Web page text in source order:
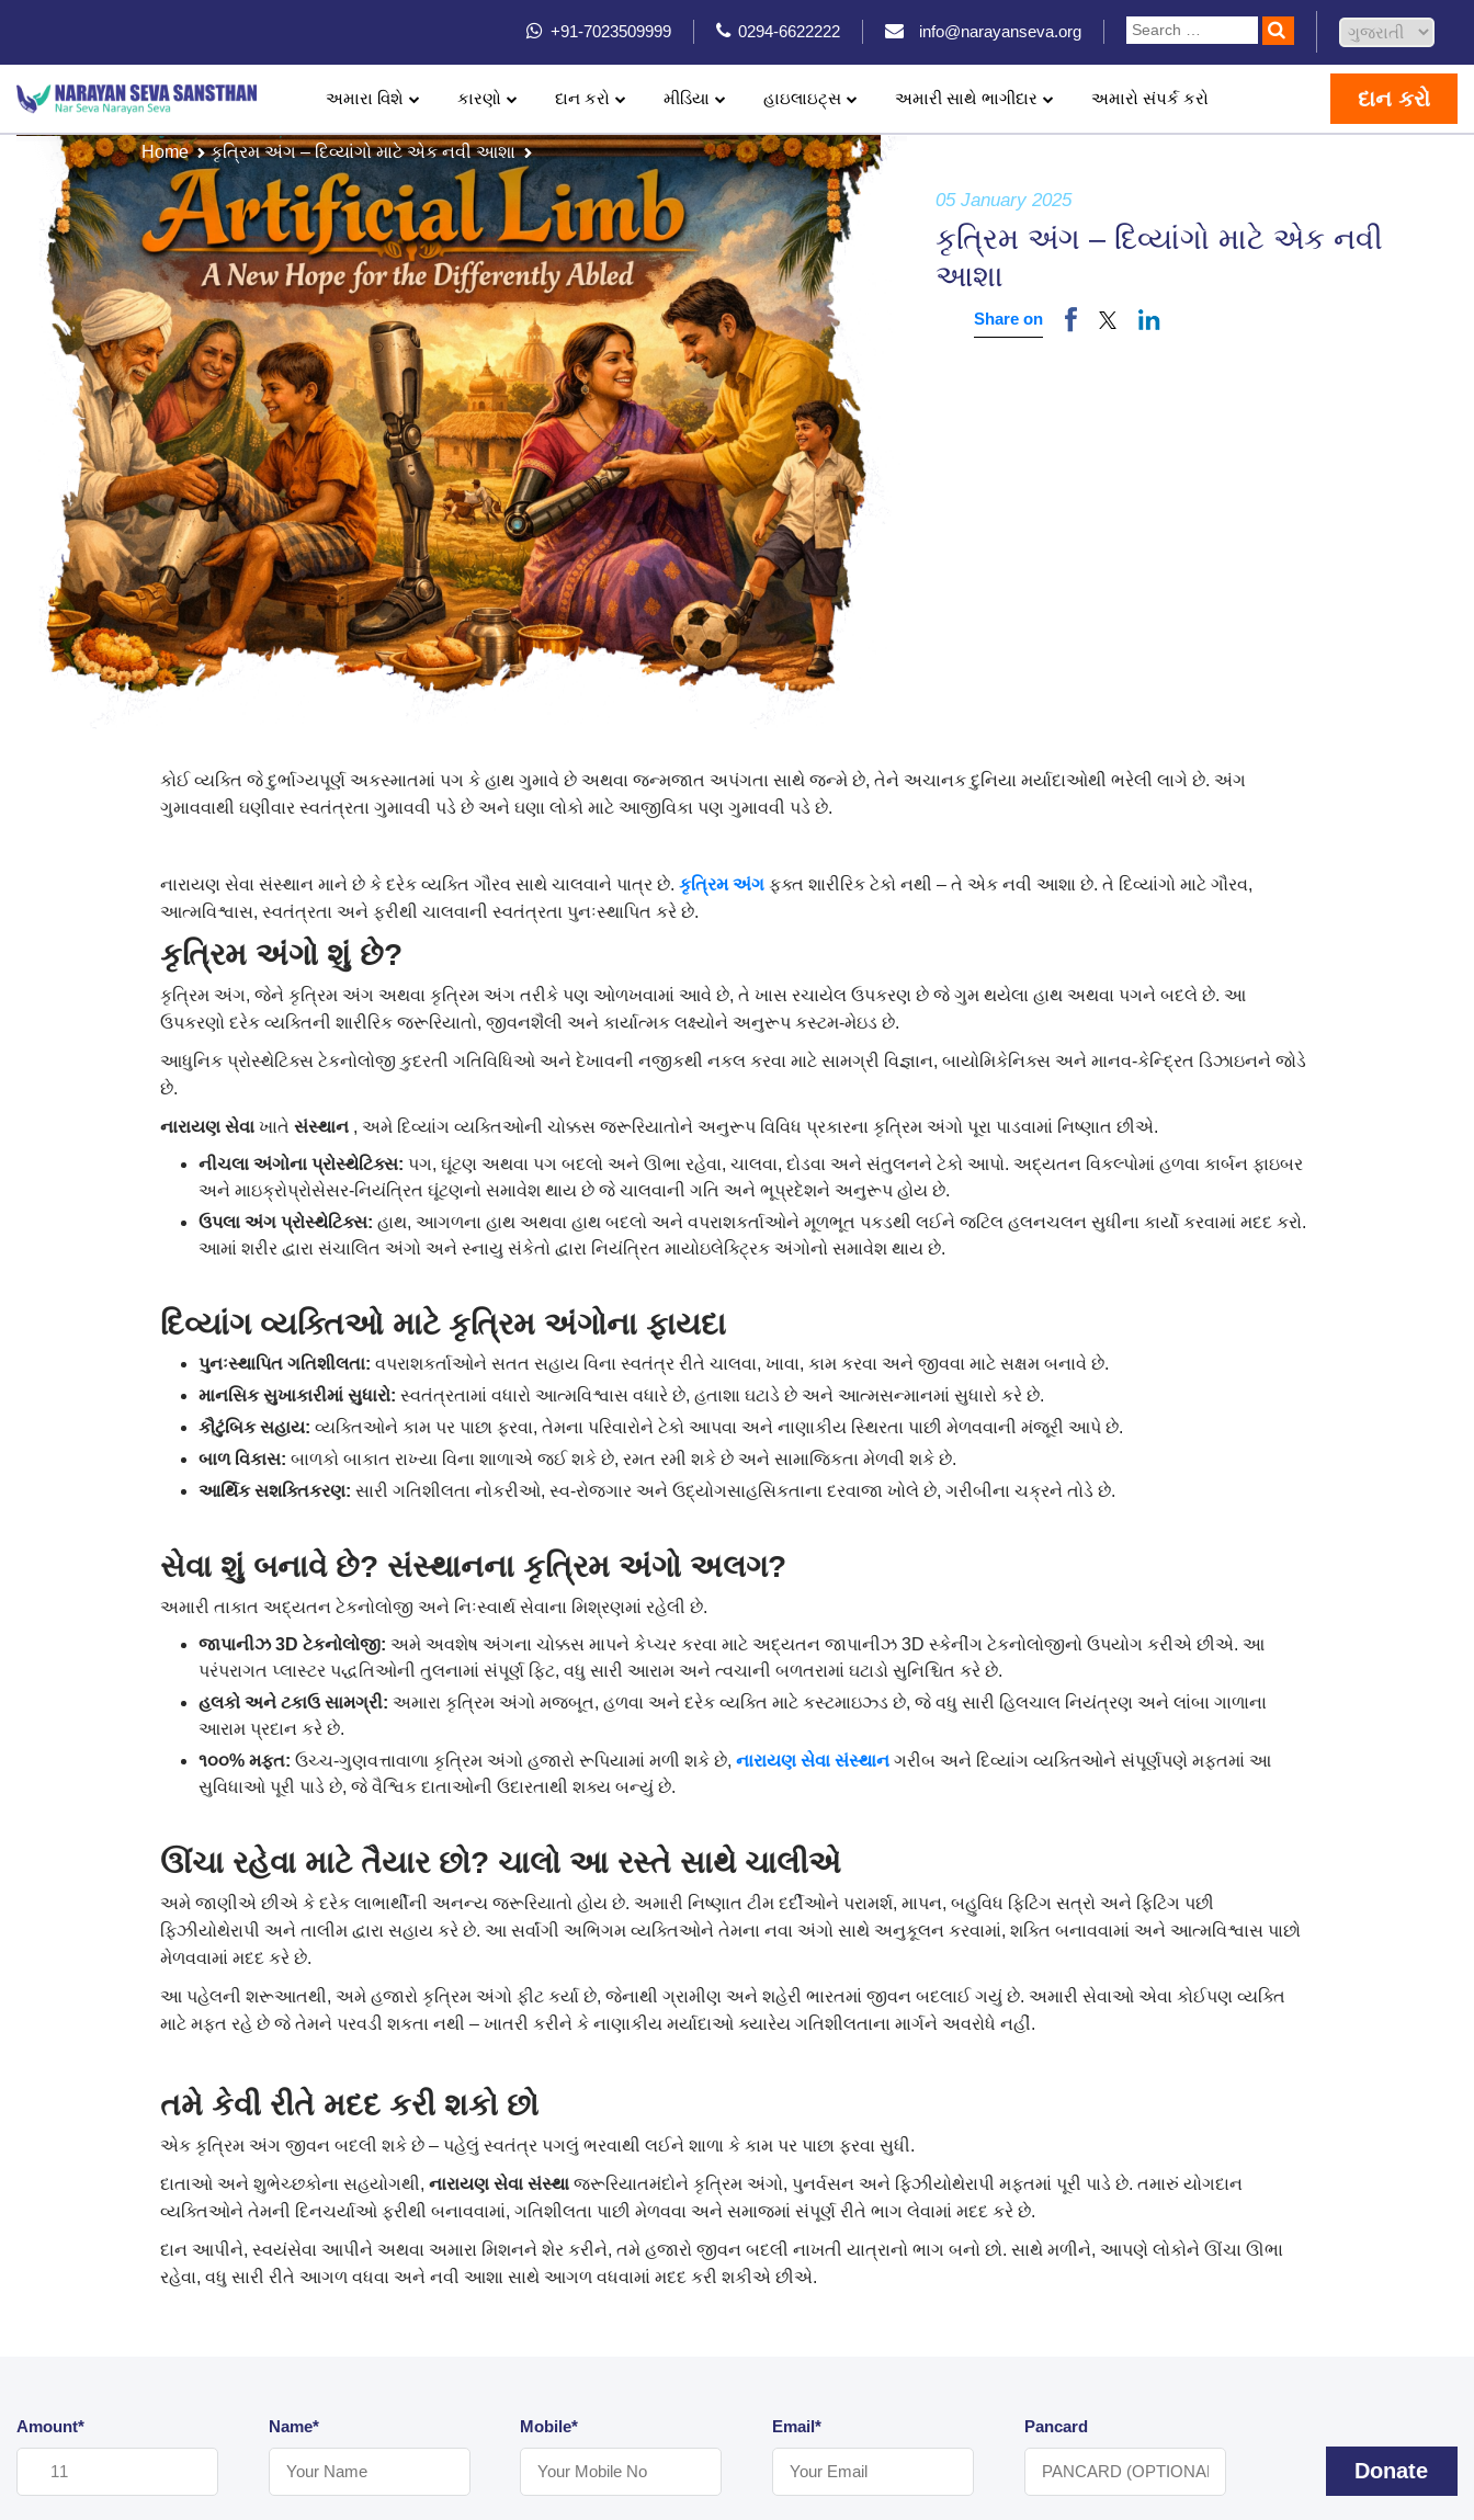
+91-7023509999 0294-6622222 info@narayanseva.org
અમારા વિશે કારણો દાન કરો મીડિયા હાઇલાઇટ્સ અમારી સાથે ભાગીદાર અમારો સંપર્ક કરો દાન કરો
Home કૃત્રિમ અંગ – દિવ્યાંગો માટે એક નવી આશા
05 January 2025
કૃત્રિમ અંગ – દિવ્યાંગો માટે એક નવી
આશા
Share on
કોઈ વ્યક્તિ જે દુર્ભાગ્યપૂર્ણ અકસ્માતમાં પગ કે હાથ ગુમાવે છે અથવા જન્મજાત અપંગતા સાથે જન્મે છે, તેને અચાનક દુનિયા મર્યાદાઓથી ભરેલી લાગે છે. અંગ
ગુમાવવાથી ઘણીવાર સ્વતંત્રતા ગુમાવવી પડે છે અને ઘણા લોકો માટે આજીવિકા પણ ગુમાવવી પડે છે.
નારાયણ સેવા સંસ્થાન માને છે કે દરેક વ્યક્તિ ગૌરવ સાથે ચાલવાને પાત્ર છે.કૃત્રિમ અંગ ફક્ત શારીરિક ટેકો નથી – તે એક નવી આશા છે. તે દિવ્યાંગો માટે ગૌરવ,
આત્મવિશ્વાસ, સ્વતંત્રતા અને ફરીથી ચાલવાની સ્વતંત્રતા પુનઃસ્થાપિત કરે છે.
કૃત્રિમ અંગો શું છે?
કૃત્રિમ અંગ, જેને કૃત્રિમ અંગ અથવા કૃત્રિમ અંગ તરીકે પણ ઓળખવામાં આવે છે, તે ખાસ રચાયેલ ઉપકરણ છે જે ગુમ થયેલા હાથ અથવા પગને બદલે છે. આ
ઉપકરણો દરેક વ્યક્તિની શારીરિક જરૂરિયાતો, જીવનશૈલી અને કાર્યાત્મક લક્ષ્યોને અનુરૂપ કસ્ટમ-મેઇડ છે.
આધુનિક પ્રોસ્થેટિક્સ ટેકનોલોજી કુદરતી ગતિવિધિઓ અને દેખાવની નજીકથી નકલ કરવા માટે સામગ્રી વિજ્ઞાન, બાયોમિકેનિક્સ અને માનવ-કેન્દ્રિત ડિઝાઇનને જોડે
છે.
નારાયણ સેવા ખાતેસંસ્થાન , અમે દિવ્યાંગ વ્યક્તિઓની ચોક્કસ જરૂરિયાતોને અનુરૂપ વિવિધ પ્રકારના કૃત્રિમ અંગો પૂરા પાડવામાં નિષ્ણાત છીએ.
નીચલા અંગોના પ્રોસ્થેટિક્સ:પગ, ઘૂંટણ અથવા પગ બદલો અને ઊભા રહેવા, ચાલવા, દોડવા અને સંતુલનને ટેકો આપો. અદ્યતન વિકલ્પોમાં હળવા કાર્બન ફાઇબર
અને માઇક્રોપ્રોસેસર-નિયંત્રિત ઘૂંટણનો સમાવેશ થાય છે જે ચાલવાની ગતિ અને ભૂપ્રદેશને અનુરૂપ હોય છે.
ઉપલા અંગ પ્રોસ્થેટિક્સ:હાથ, આગળના હાથ અથવા હાથ બદલો અને વપરાશકર્તાઓને મૂળભૂત પકડથી લઈને જટિલ હલનચલન સુધીના કાર્યો કરવામાં મદદ કરો.
આમાં શરીર દ્વારા સંચાલિત અંગો અને સ્નાયુ સંકેતો દ્વારા નિયંત્રિત માયોઇલેક્ટ્રિક અંગોનો સમાવેશ થાય છે.
દિવ્યાંગ વ્યક્તિઓ માટે કૃત્રિમ અંગોના ફાયદા
પુનઃસ્થાપિત ગતિશીલતા:વપરાશકર્તાઓને સતત સહાય વિના સ્વતંત્ર રીતે ચાલવા, ખાવા, કામ કરવા અને જીવવા માટે સક્ષમ બનાવે છે.
માનસિક સુખાકારીમાં સુધારો:સ્વતંત્રતામાં વધારો આત્મવિશ્વાસ વધારે છે, હતાશા ઘટાડે છે અને આત્મસન્માનમાં સુધારો કરે છે.
કૌટુંબિક સહાય:વ્યક્તિઓને કામ પર પાછા ફરવા, તેમના પરિવારોને ટેકો આપવા અને નાણાકીય સ્થિરતા પાછી મેળવવાની મંજૂરી આપે છે.
બાળ વિકાસ:બાળકો બાકાત રાખ્યા વિના શાળાએ જઈ શકે છે, રમત રમી શકે છે અને સામાજિકતા મેળવી શકે છે.
આર્થિક સશક્તિકરણ:સારી ગતિશીલતા નોકરીઓ, સ્વ-રોજગાર અને ઉદ્યોગસાહસિકતાના દરવાજા ખોલે છે, ગરીબીના ચક્રને તોડે છે.
સેવા શું બનાવે છે? સંસ્થાનના કૃત્રિમ અંગો અલગ?
અમારી તાકાત અદ્યતન ટેકનોલોજી અને નિઃસ્વાર્થ સેવાના મિશ્રણમાં રહેલી છે.
જાપાનીઝ3Dટેકનોલોજી:અમે અવશેષ અંગના ચોક્કસ માપને કેપ્ચર કરવા માટે અદ્યતન જાપાનીઝ 3D સ્કેનીંગ ટેકનોલોજીનો ઉપયોગ કરીએ છીએ. આ
પરંપરાગત પ્લાસ્ટર પદ્ધતિઓની તુલનામાં સંપૂર્ણ ફિટ, વધુ સારી આરામ અને ત્વચાની બળતરામાં ઘટાડો સુનિશ્ચિત કરે છે.
હલકો અને ટકાઉ સામગ્રી:અમારા કૃત્રિમ અંગો મજબૂત, હળવા અને દરેક વ્યક્તિ માટે કસ્ટમાઇઝ્ડ છે, જે વધુ સારી હિલચાલ નિયંત્રણ અને લાંબા ગાળાના
આરામ પ્રદાન કરે છે.
૧૦૦%મફત:ઉચ્ચ-ગુણવત્તાવાળા કૃત્રિમ અંગો હજારો રૂપિયામાં મળી શકે છે,નારાયણ સેવા સંસ્થાન ગરીબ અને દિવ્યાંગ વ્યક્તિઓને સંપૂર્ણપણે મફતમાં આ
સુવિધાઓ પૂરી પાડે છે, જે વૈશ્વિક દાતાઓની ઉદારતાથી શક્ય બન્યું છે.
ઊંચા રહેવા માટે તૈયાર છો? ચાલો આ રસ્તે સાથે ચાલીએ
અમે જાણીએ છીએ કે દરેક લાભાર્થીની અનન્ય જરૂરિયાતો હોય છે. અમારી નિષ્ણાત ટીમ દર્દીઓને પરામર્શ, માપન, બહુવિધ ફિટિંગ સત્રો અને ફિટિંગ પછી
ફિઝીયોથેરાપી અને તાલીમ દ્વારા સહાય કરે છે. આ સર્વાંગી અભિગમ વ્યક્તિઓને તેમના નવા અંગો સાથે અનુકૂલન કરવામાં, શક્તિ બનાવવામાં અને આત્મવિશ્વાસ પાછો
મેળવવામાં મદદ કરે છે.
આ પહેલની શરૂઆતથી, અમે હજારો કૃત્રિમ અંગો ફીટ કર્યા છે, જેનાથી ગ્રામીણ અને શહેરી ભારતમાં જીવન બદલાઈ ગયું છે. અમારી સેવાઓ એવા કોઈપણ વ્યક્તિ
માટે મફત રહે છે જે તેમને પરવડી શકતા નથી – ખાતરી કરીને કે નાણાકીય મર્યાદાઓ ક્યારેય ગતિશીલતાના માર્ગને અવરોધે નહીં.
તમે કેવી રીતે મદદ કરી શકો છો
એક કૃત્રિમ અંગ જીવન બદલી શકે છે – પહેલું સ્વતંત્ર પગલું ભરવાથી લઈને શાળા કે કામ પર પાછા ફરવા સુધી.
દાતાઓ અને શુભેચ્છકોના સહયોગથી,નારાયણ સેવા સંસ્થા જરૂરિયાતમંદોને કૃત્રિમ અંગો, પુનર્વસન અને ફિઝીયોથેરાપી મફતમાં પૂરી પાડે છે. તમારું યોગદાન
વ્યક્તિઓને તેમની દિનચર્યાઓ ફરીથી બનાવવામાં, ગતિશીલતા પાછી મેળવવા અને સમાજમાં સંપૂર્ણ રીતે ભાગ લેવામાં મદદ કરે છે.
દાન આપીને, સ્વયંસેવા આપીને અથવા અમારા મિશનને શેર કરીને, તમે હજારો જીવન બદલી નાખતી યાત્રાનો ભાગ બનો છો. સાથે મળીને, આપણે લોકોને ઊંચા ઊભા
રહેવા, વધુ સારી રીતે આગળ વધવા અને નવી આશા સાથે આગળ વધવામાં મદદ કરી શકીએ છીએ.
Amount* Name* Mobile* Email* Pancard
Donate